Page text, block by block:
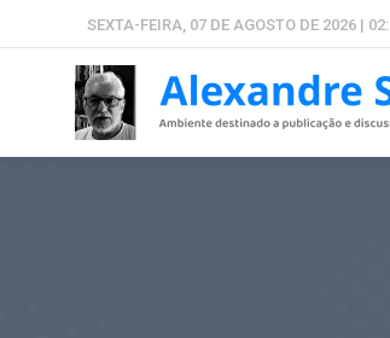
SEXTA-FEIRA, 07 DE AGOSTO DE 2026 |